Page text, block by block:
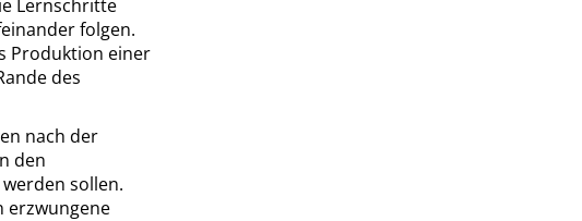
Lernschritte
folgen.
Produktion einer
des
nach der
den
sollen.
erzwungene